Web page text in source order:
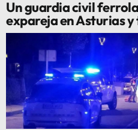
Un guardia civil
expareja en Asturias